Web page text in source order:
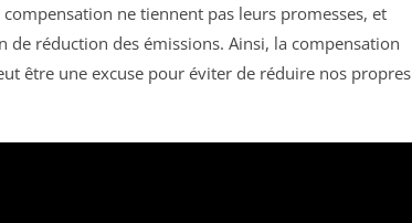
ne tiennent pas leurs promesses, et
de réduction des émissions. Ainsi, la compensation
être une excuse pour éviter de réduire nos propres